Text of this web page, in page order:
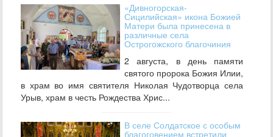
«Дивногорская-
Сицилийская» икона Божией
Матери была принесена в
различные села
Острогожского благочиния
2 августа, в день памяти
святого пророка Божия Илии,
в храм во имя святителя Николая Чудотворца села
Урыв, храм в честь Рождества Хрис...
В селе Солдатское с особым
благоговением встретили